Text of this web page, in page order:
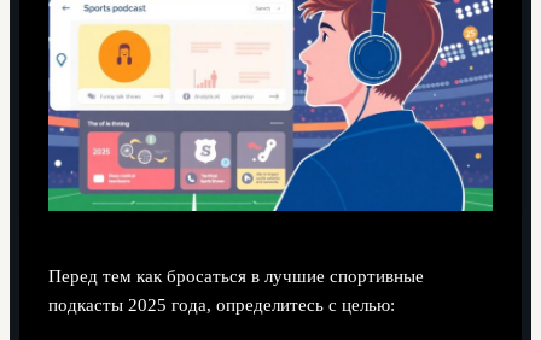
Перед тем как бросаться в лучшие спортивные
подкасты 2025 года, определитесь с целью: